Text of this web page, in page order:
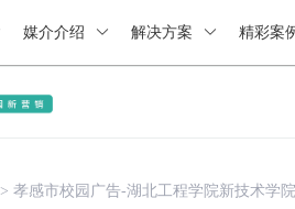
媒介介绍 解决方案 精彩案
> 孝感市校园广告-湖北工程学院新技术学